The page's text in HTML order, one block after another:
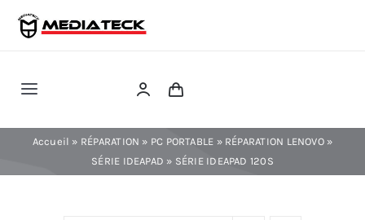
Skip
Toggle
Navigation
RÉPARATION
Accueil » RÉPARATION » PC PORTABLE » RÉPARATION LENOVO»
SÉRIE IDEAPAD » SÉRIE IDEAPAD 120S